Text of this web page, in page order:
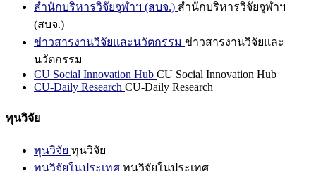
สำนักบริหารวิจัยจุฬาฯ (สบจ.) สำนักบริหารวิจัยจุฬาฯ
(สบจ.)
ข่าวสารงานวิจัยและนวัตกรรม ข่าวสารงานวิจัยและ
นวัตกรรม
CU Social Innovation Hub CU Social Innovation Hub
CU-Daily Research CU-Daily Research
ทุนวิจัย
ทุนวิจัย ทุนวิจัย
ทุนวิจัยในประเทศ ทุนวิจัยในประเทศ